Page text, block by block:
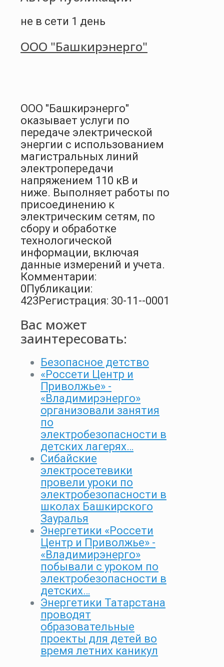
не в сети 1 день
ООО "Башкирэнерго"
ООО "Башкирэнерго"
оказывает услуги по
передаче электрической
энергии с использованием
магистральных линий
электропередачи
напряжением 110 кВ и
ниже. Выполняет работы по
присоединению к
электрическим сетям, по
сбору и обработке
технологической
информации, включая
данные измерений и учета.
Комментарии:
0Публикации:
423Регистрация: 30-11--0001
Вас может
заинтересовать:
Безопасное детство
«Россети Центр и
Приволжье» -
«Владимирэнерго»
организовали занятия
по
электробезопасности в
детских лагерях…
Сибайские
электросетевики
провели уроки по
электробезопасности в
школах Башкирского
Зауралья
Энергетики «Россети
Центр и Приволжье» -
«Владимирэнерго»
побывали с уроком по
электробезопасности в
детских…
Энергетики Татарстана
проводят
образовательные
проекты для детей во
время летних каникул